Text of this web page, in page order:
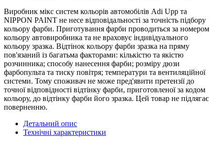
Виробник мікс систем кольорів автомобілів Adi Upp та
NIPPON PAINT не несе відповідальності за точність підбору
кольору фарби. Приготування фарби проводиться за номером
кольору автовиробника та не враховує індивідуального
кольору зразка. Відтінок кольору фарби зразка на пряму
пов'язаний із багатьма факторами: кількістю та якістю
розчинника; способу нанесення фарби; розміру дюзи
фарбопульта та тиску повітря; температури та вентиляційної
системи. Тому споживач не може пред'явити претензії до
точної відповідності відтінку фарби, приготовленої за кодом
кольору, до відтінку фарби його зразка. Цей товар не підлягає
поверненню.
Детальний опис
Технічні характеристики